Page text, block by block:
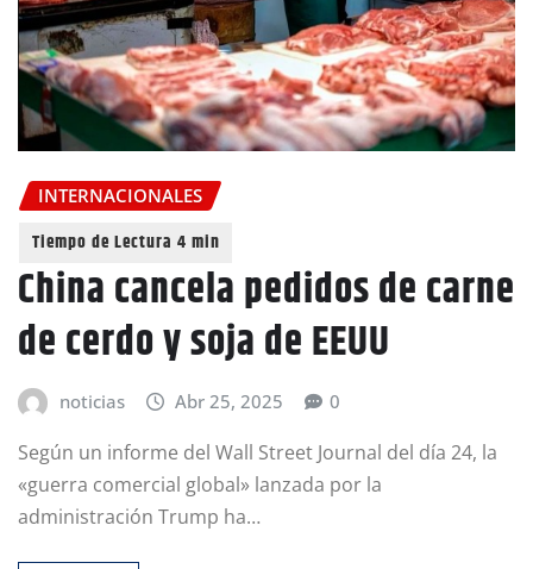
INTERNACIONALES
China cancela pedidos de carne
de cerdo y soja de EEUU
noticias Abr 25, 2025 0
Según un informe del Wall Street Journal del día 24, la
«guerra comercial global» lanzada por la
administración Trump ha…